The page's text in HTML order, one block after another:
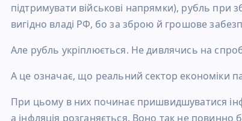
підтримувати військові напрямки), рубль при
вигідно владі РФ, бо за зброю й грошове
Але рубль укріплюється. Не дивлячись на
А це означає, що реальний сектор економіки
При цьому в них починає пришвидшуватися
а інфляція розганяється. Воно так не повинно